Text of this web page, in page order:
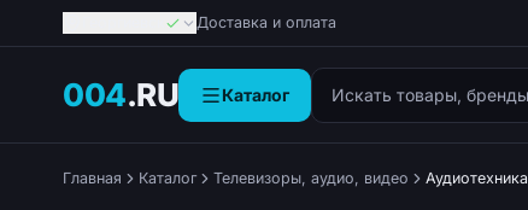
Доставка и оплата
004.RU Каталог
Поиск товаров
Главная Каталог Телевизоры, аудио, видео Аудиотехника